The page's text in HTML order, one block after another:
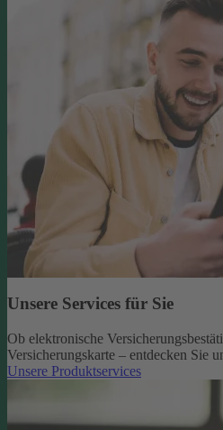
Unsere Services für Sie
Ob elektronische
Versicherungskarte – entdecken Sie
Unsere Produktservices